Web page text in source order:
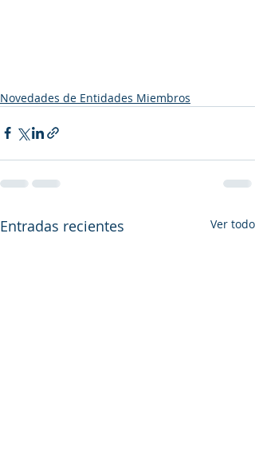
Novedades de Entidades Miembros
Entradas recientes Ver todo